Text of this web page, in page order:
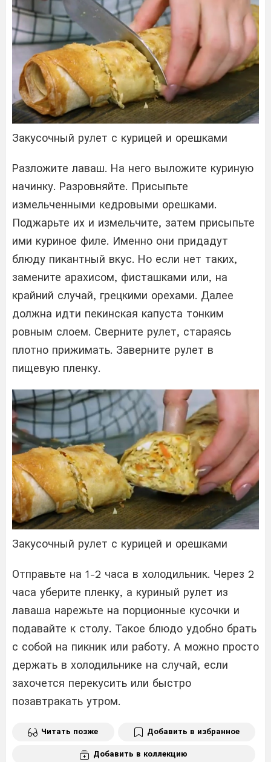
Закусочный рулет с курицей и орешками
Разложите лаваш. На него выложите куриную
начинку. Разровняйте. Присыпьте
измельченными кедровыми орешками.
Поджарьте их и измельчите, затем присыпьте
ими куриное филе. Именно они придадут
блюду пикантный вкус. Но если нет таких,
замените арахисом, фисташками или, на
крайний случай, грецкими орехами. Далее
должна идти пекинская капуста тонким
ровным слоем. Сверните рулет, стараясь
плотно прижимать. Заверните рулет в
пищевую пленку.
Закусочный рулет с курицей и орешками
Отправьте на 1-2 часа в холодильник. Через 2
часа уберите пленку, а куриный рулет из
лаваша нарежьте на порционные кусочки и
подавайте к столу. Такое блюдо удобно брать
с собой на пикник или работу. А можно просто
держать в холодильнике на случай, если
захочется перекусить или быстро
позавтракать утром.
Читать позже Добавить в избранное
Добавить в коллекцию